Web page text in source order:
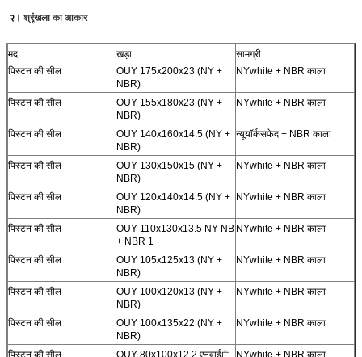
२। श्रृंखला का आकार
मद खड़ा
सामग्री
पिस्टन की सील
OUY 175x200x23 (NY +
NBR)
NYwhite + NBR काला
पिस्टन की सील
OUY 155x180x23 (NY +
NBR)
NYwhite + NBR काला
पिस्टन की सील
OUY 140x160x14.5 (NY +
NBR)
न्यूयॉर्कसफेद + NBR काला
पिस्टन की सील
OUY 130x150x15 (NY +
NBR)
NYwhite + NBR काला
पिस्टन की सील
OUY 120x140x14.5 (NY +
NBR)
NYwhite + NBR काला
पिस्टन की सील
OUY 110x130x13.5 NY NB
+ NBR 1
NYwhite + NBR काला
पिस्टन की सील
OUY 105x125x13 (NY +
NBR)
NYwhite + NBR काला
पिस्टन की सील
OUY 100x120x13 (NY +
NBR)
NYwhite + NBR काला
पिस्टन की सील
OUY 100x135x22 (NY +
NBR)
NYwhite + NBR काला
पिस्टन की सील OUY 80x100x12.2 एनवाई白
NYwhite + NBR काला